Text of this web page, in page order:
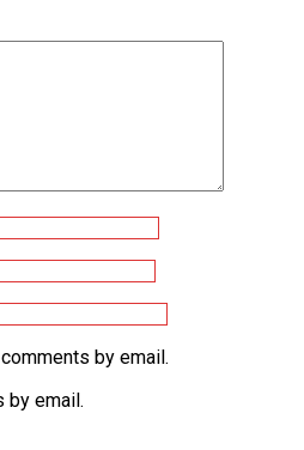
by email.
by email.